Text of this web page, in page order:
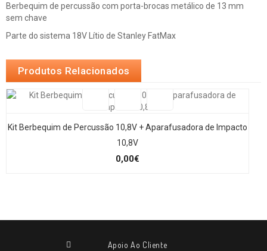
Berbequim de percussão com porta-brocas metálico de 13 mm
sem chave
Parte do sistema 18V Lítio de Stanley FatMax
Produtos Relacionados
Kit Berbequim de Percussão 10,8V + Aparafusadora de Impacto
10,8V
0,00€
Apoio Ao Cliente